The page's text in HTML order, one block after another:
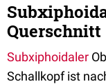
Querschnitt
Subxiphoidaler
Schallkopf ist